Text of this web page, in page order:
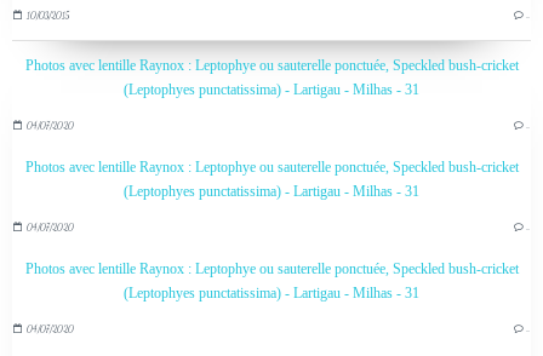
10/03/2015
Photos avec lentille Raynox : Leptophye ou sauterelle ponctuée, Speckled bush-cricket
(Leptophyes punctatissima) - Lartigau - Milhas - 31
04/07/2020
Photos avec lentille Raynox : Leptophye ou sauterelle ponctuée, Speckled bush-cricket
(Leptophyes punctatissima) - Lartigau - Milhas - 31
04/07/2020
Photos avec lentille Raynox : Leptophye ou sauterelle ponctuée, Speckled bush-cricket
(Leptophyes punctatissima) - Lartigau - Milhas - 31
04/07/2020